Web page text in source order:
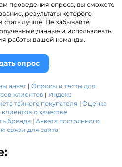
проведения опроса, вы сможете
результаты которого
лучше. Не забывайте
данные и использовать
работы вашей команды.
опрос
анкет |Опросы и тесты для
клиентов | Индекс
тайного покупателя |Оценка
о качестве
бренда |Анкета постоянного
связи для сайта